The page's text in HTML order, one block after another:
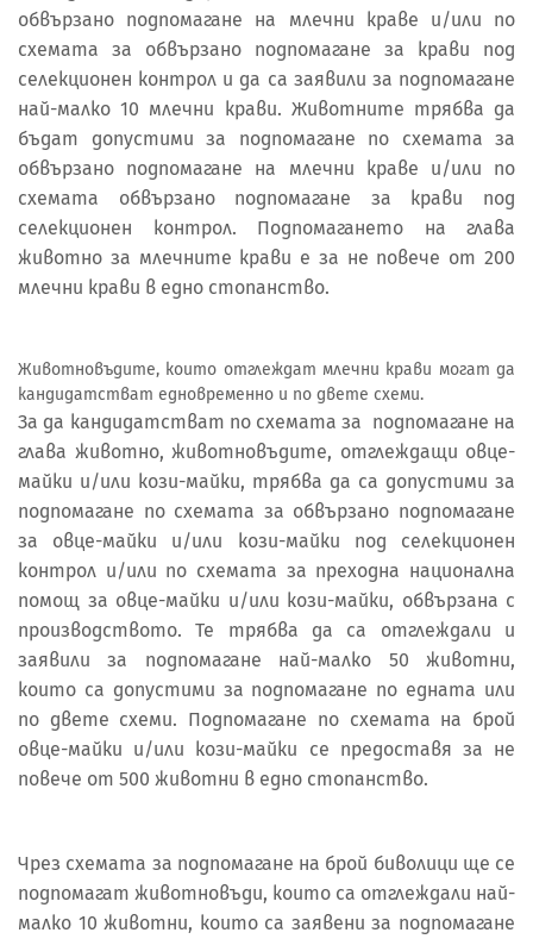
обвързано подпомагане на млечни краве и/или по
схемата за обвързано подпомагане за крави под
селекционен контрол и да са заявили за подпомагане
най-малко 10 млечни крави. Животните трябва да
бъдат допустими за подпомагане по схемата за
обвързано подпомагане на млечни краве и/или по
схемата обвързано подпомагане за крави под
селекционен контрол. Подпомагането на глава
животно за млечните крави е за не повече от 200
млечни крави в едно стопанство.
Животновъдите, които отглеждат млечни крави могат да
кандидатстват едновременно и по двете схеми.
За да кандидатстват по схемата за подпомагане на
глава животно, животновъдите, отглеждащи овце-
майки и/или кози-майки, трябва да са допустими за
подпомагане по схемата за обвързано подпомагане
за овце-майки и/или кози-майки под селекционен
контрол и/или по схемата за преходна национална
помощ за овце-майки и/или кози-майки, обвързана с
производството. Те трябва да са отглеждали и
заявили за подпомагане най-малко 50 животни,
които са допустими за подпомагане по едната или
по двете схеми. Подпомагане по схемата на брой
овце-майки и/или кози-майки се предоставя за не
повече от 500 животни в едно стопанство.
Чрез схемата за подпомагане на брой биволици ще се
подпомагат животновъди, които са отглеждали най-
малко 10 животни, които са заявени за подпомагане